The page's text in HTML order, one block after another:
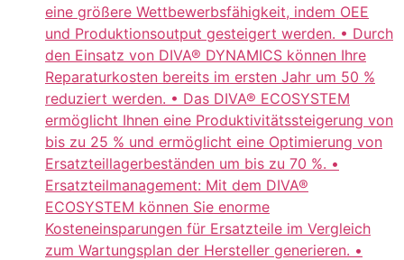
eine größere Wettbewerbsfähigkeit, indem OEE
und Produktionsoutput gesteigert werden. • Durch
den Einsatz von DIVA® DYNAMICS können Ihre
Reparaturkosten bereits im ersten Jahr um 50 %
reduziert werden. • Das DIVA® ECOSYSTEM
ermöglicht Ihnen eine Produktivitätssteigerung von
bis zu 25 % und ermöglicht eine Optimierung von
Ersatzteillagerbeständen um bis zu 70 %. •
Ersatzteilmanagement: Mit dem DIVA®
ECOSYSTEM können Sie enorme
Kosteneinsparungen für Ersatzteile im Vergleich
zum Wartungsplan der Hersteller generieren. •